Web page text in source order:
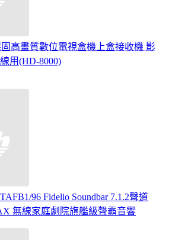
高畫質數位電視盒機上盒接收機 影
用(HD-8000)
96 Fidelio Soundbar 7.1.2聲道
無線家庭劇院旗艦級聲霸音響